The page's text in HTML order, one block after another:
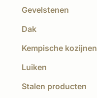
Gevelstenen
Dak
Kempische kozijnen
Luiken
Stalen producten